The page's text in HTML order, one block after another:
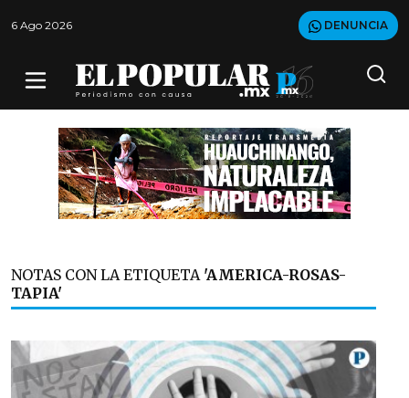
6 Ago 2026 DENUNCIA
NOTAS CON LA ETIQUETA 'AMERICA-ROSAS-
TAPIA'